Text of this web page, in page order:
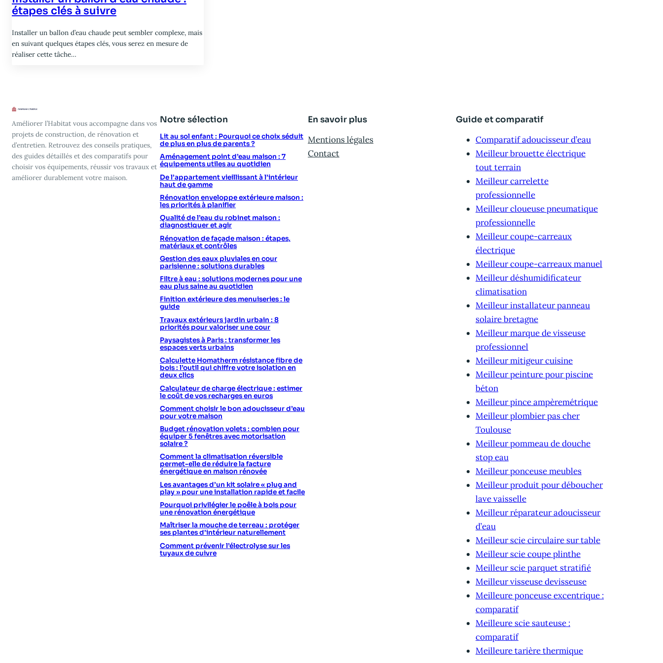
étapes clés à suivre
Installer un ballon d’eau chaude peut sembler complexe, mais
en suivant quelques étapes clés, vous serez en mesure de
réaliser cette tâche…
Améliorer l’Habitat vous accompagne dans vos
projets de construction, de rénovation et
d’entretien. Retrouvez des conseils pratiques,
des guides détaillés et des comparatifs pour
choisir vos équipements, réussir vos travaux et
améliorer durablement votre maison.
Notre sélection
Lit au sol enfant : Pourquoi ce choix séduit
de plus en plus de parents ?
Aménagement point d’eau maison : 7
équipements utiles au quotidien
De l’appartement vieillissant à l’intérieur
haut de gamme
Rénovation enveloppe extérieure maison :
les priorités à planifier
Qualité de l’eau du robinet maison :
diagnostiquer et agir
Rénovation de façade maison : étapes,
matériaux et contrôles
Gestion des eaux pluviales en cour
parisienne : solutions durables
Filtre à eau : solutions modernes pour une
eau plus saine au quotidien
Finition extérieure des menuiseries : le
guide
Travaux extérieurs jardin urbain : 8
priorités pour valoriser une cour
Paysagistes à Paris : transformer les
espaces verts urbains
Calculette Homatherm résistance fibre de
bois : l’outil qui chiffre votre isolation en
deux clics
Calculateur de charge électrique : estimer
le coût de vos recharges en euros
Comment choisir le bon adoucisseur d’eau
pour votre maison
Budget rénovation volets : combien pour
équiper 5 fenêtres avec motorisation
solaire ?
Comment la climatisation réversible
permet-elle de réduire la facture
énergétique en maison rénovée
Les avantages d’un kit solaire « plug and
play » pour une installation rapide et facile
Pourquoi privilégier le poêle à bois pour
une rénovation énergétique
Maîtriser la mouche de terreau : protéger
ses plantes d’intérieur naturellement
Comment prévenir l’électrolyse sur les
tuyaux de cuivre
En savoir plus
Mentions légales
Contact
Guide et comparatif
Comparatif adoucisseur d’eau
Meilleur brouette électrique
tout terrain
Meilleur carrelette
professionnelle
Meilleur cloueuse pneumatique
professionnelle
Meilleur coupe-carreaux
électrique
Meilleur coupe-carreaux manuel
Meilleur déshumidificateur
climatisation
Meilleur installateur panneau
solaire bretagne
Meilleur marque de visseuse
professionnel
Meilleur mitigeur cuisine
Meilleur peinture pour piscine
béton
Meilleur pince ampèremétrique
Meilleur plombier pas cher
Toulouse
Meilleur pommeau de douche
stop eau
Meilleur ponceuse meubles
Meilleur produit pour déboucher
lave vaisselle
Meilleur réparateur adoucisseur
d’eau
Meilleur scie circulaire sur table
Meilleur scie coupe plinthe
Meilleur scie parquet stratifié
Meilleur visseuse devisseuse
Meilleure ponceuse excentrique :
comparatif
Meilleure scie sauteuse :
comparatif
Meilleure tarière thermique